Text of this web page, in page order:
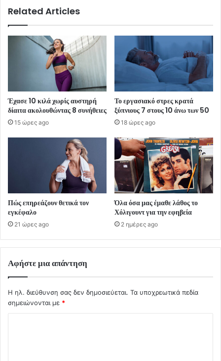
Related Articles
Έχασε 10 κιλά χωρίς αυστηρή
δίαιτα ακολουθώντας 8 συνήθειες
15 ώρες ago
Το εργασιακό στρες κρατά
ξύπνιους 7 στους 10 άνω των 50
18 ώρες ago
Πώς επηρεάζουν θετικά τον
εγκέφαλο
21 ώρες ago
Όλα όσα μας έμαθε λάθος το
Χόλιγουντ για την εφηβεία
2 ημέρες ago
Αφήστε μια απάντηση
Η ηλ. διεύθυνση σας δεν δημοσιεύεται. Τα υποχρεωτικά πεδία
σημειώνονται με *